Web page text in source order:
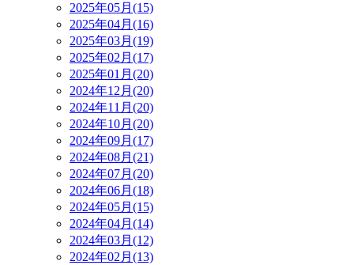
2025年05月(15)
2025年04月(16)
2025年03月(19)
2025年02月(17)
2025年01月(20)
2024年12月(20)
2024年11月(20)
2024年10月(20)
2024年09月(17)
2024年08月(21)
2024年07月(20)
2024年06月(18)
2024年05月(15)
2024年04月(14)
2024年03月(12)
2024年02月(13)